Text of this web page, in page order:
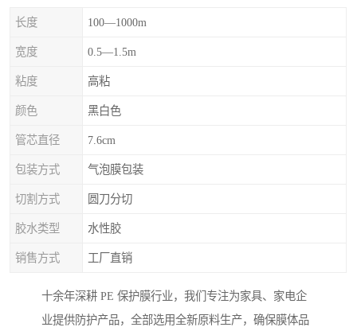
长度 100—1000m
宽度 0.5—1.5m
粘度 高粘
颜色 黑白色
管芯直径 7.6cm
包装方式 气泡膜包装
切割方式 圆刀分切
胶水类型 水性胶
销售方式 工厂直销
十余年深耕 PE 保护膜行业，我们专注为家具、家电企
业提供防护产品，全部选用全新原料生产，确保膜体品